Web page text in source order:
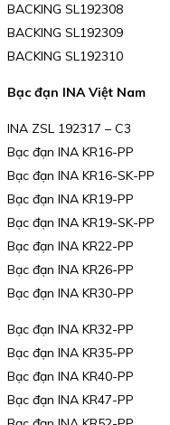
BACKING SL192308
BACKING SL192309
BACKING SL192310
Bạc đạn INA Việt Nam
INA ZSL 192317 – C3
Bạc đạn INA KR16-PP
Bạc đạn INA KR16-SK-PP
Bạc đạn INA KR19-PP
Bạc đạn INA KR19-SK-PP
Bạc đạn INA KR22-PP
Bạc đạn INA KR26-PP
Bạc đạn INA KR30-PP
Bạc đạn INA KR32-PP
Bạc đạn INA KR35-PP
Bạc đạn INA KR40-PP
Bạc đạn INA KR47-PP